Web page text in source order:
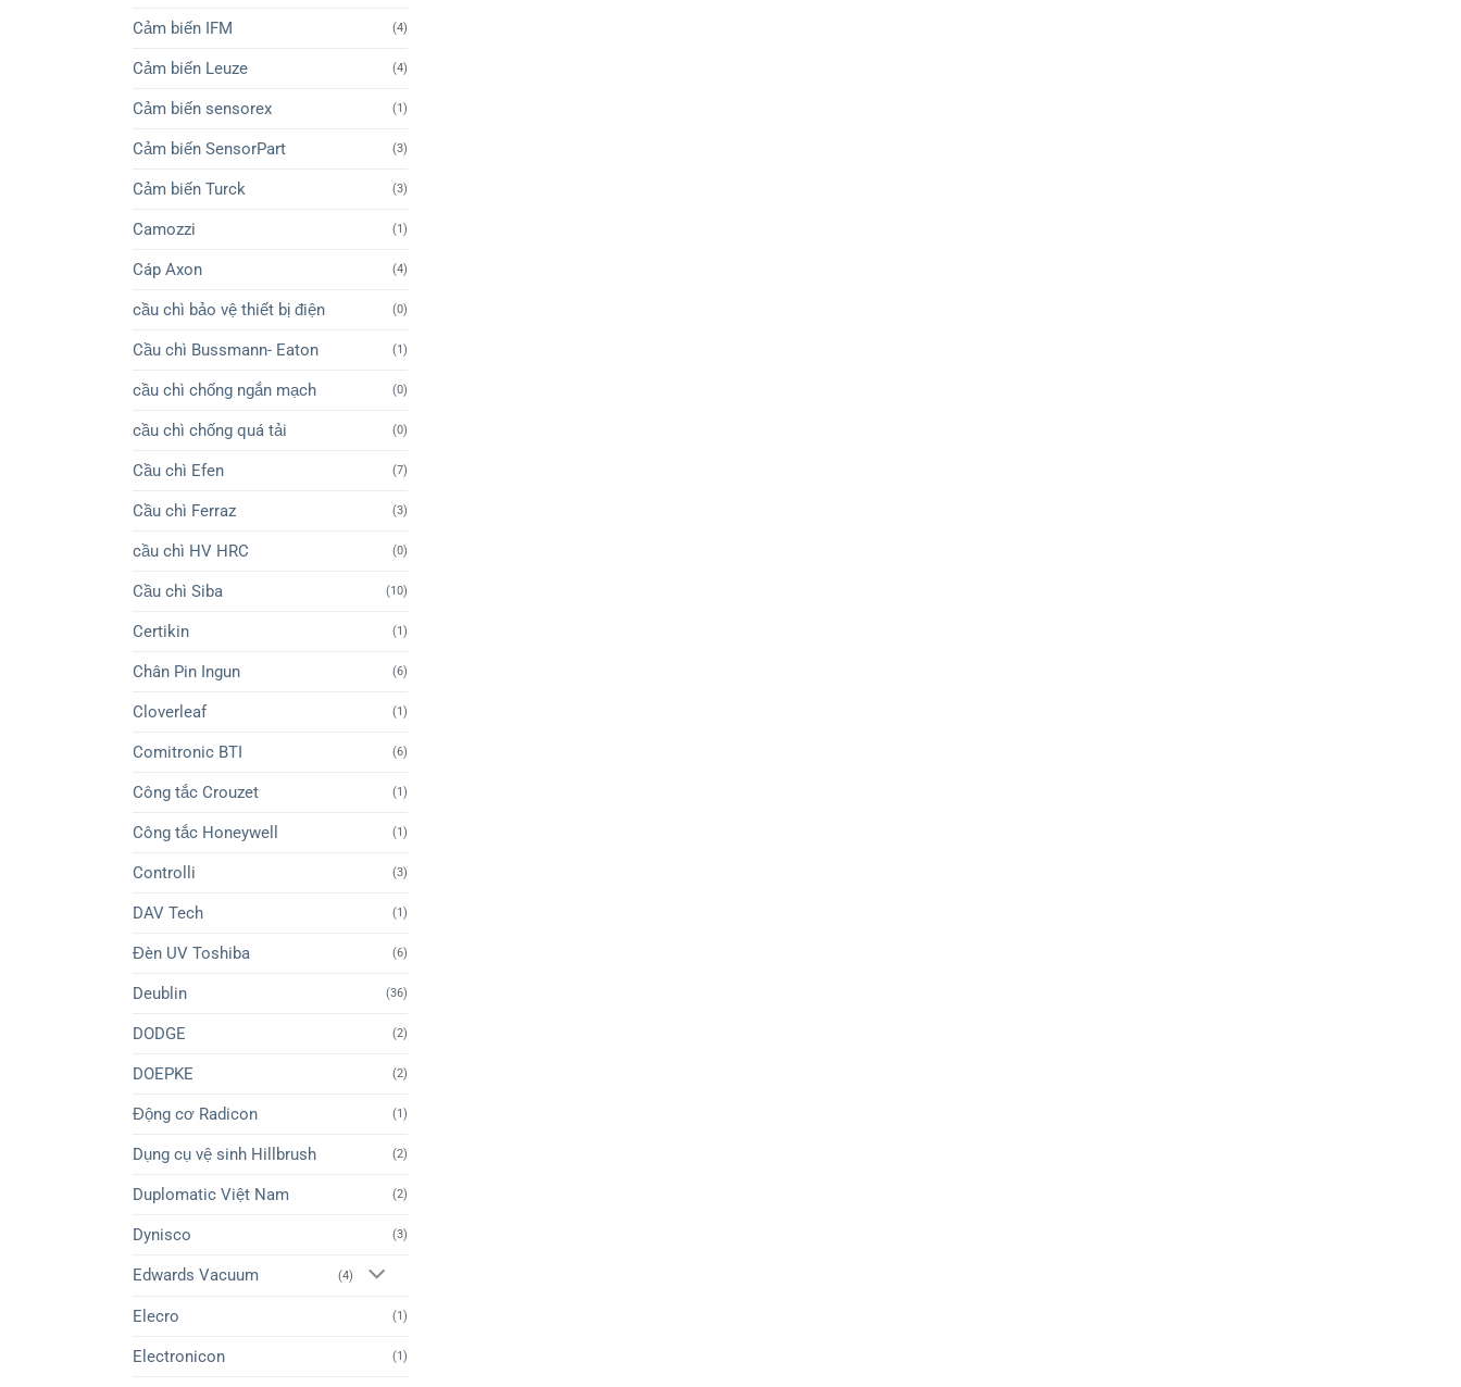
Cảm biến IFM (4)
Cảm biến Leuze (4)
Cảm biến sensorex (1)
Cảm biến SensorPart (3)
Cảm biến Turck (3)
Camozzi (1)
Cáp Axon (4)
cầu chì bảo vệ thiết bị điện (0)
Cầu chì Bussmann- Eaton (1)
cầu chì chống ngắn mạch (0)
cầu chì chống quá tải (0)
Cầu chì Efen (7)
Cầu chì Ferraz (3)
cầu chì HV HRC (0)
Cầu chì Siba (10)
Certikin (1)
Chân Pin Ingun (6)
Cloverleaf (1)
Comitronic BTI (6)
Công tắc Crouzet (1)
Công tắc Honeywell (1)
Controlli (3)
DAV Tech (1)
Đèn UV Toshiba (6)
Deublin (36)
DODGE (2)
DOEPKE (2)
Động cơ Radicon (1)
Dụng cụ vệ sinh Hillbrush (2)
Duplomatic Việt Nam (2)
Dynisco (3)
Edwards Vacuum (4)
Elecro (1)
Electronicon (1)